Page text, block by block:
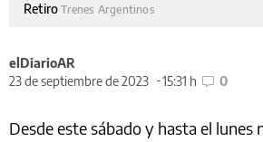
RetiroTrenes Argentinos
elDiarioAR
23 de septiembre de 2023
15:31 h 0
Desde este sábado y hasta el lunes